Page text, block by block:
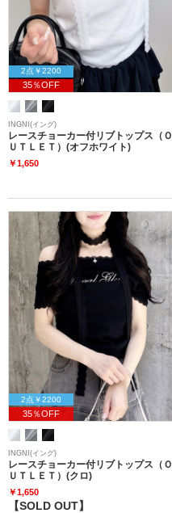
2点￥2200
35％OFF
INGNI(イング)
レースチョーカー付リブトップス（Ｏ
ＵＴＬＥＴ）(オフホワイト)
￥1,650
2点￥2200
35％OFF
INGNI(イング)
レースチョーカー付リブトップス（Ｏ
ＵＴＬＥＴ）(クロ)
￥1,650
【SOLD OUT】